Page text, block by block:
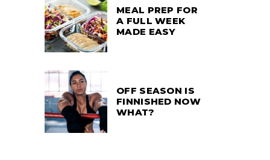
MEAL PREP FOR
A FULL WEEK
MADE EASY
OFF SEASON IS
FINNISHED NOW
WHAT?